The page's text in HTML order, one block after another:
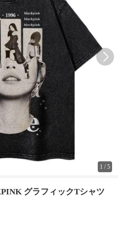
1 /5
グラフィックTシャツ